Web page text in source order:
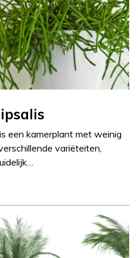
een kamerplant met weinig
variëteiten,